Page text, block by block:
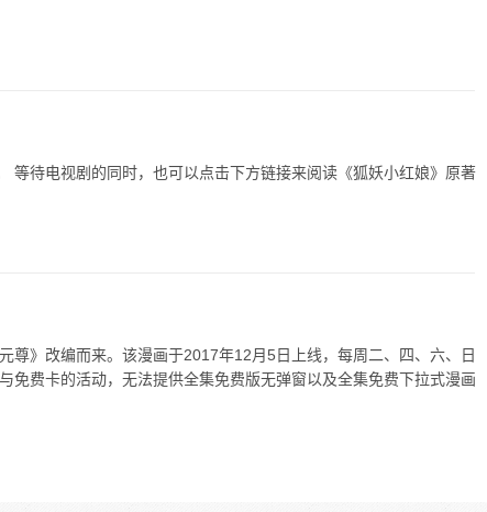
等待电视剧的同时，也可以点击下方链接来阅读《狐妖小红娘》原著
尊》改编而来。该漫画于2017年12月5日上线，每周二、四、六、日
免费卡的活动，无法提供全集免费版无弹窗以及全集免费下拉式漫画